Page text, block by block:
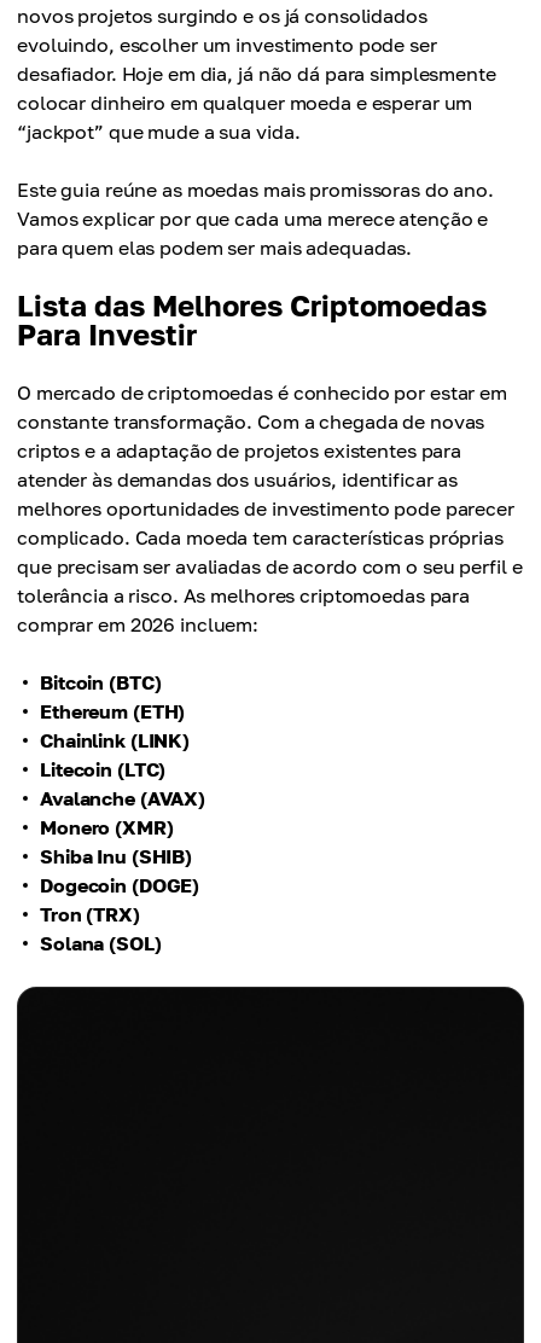
novos projetos surgindo e os já consolidados
evoluindo, escolher um investimento pode ser
desafiador. Hoje em dia, já não dá para simplesmente
colocar dinheiro em qualquer moeda e esperar um
“jackpot” que mude a sua vida.
Este guia reúne as moedas mais promissoras do ano.
Vamos explicar por que cada uma merece atenção e
para quem elas podem ser mais adequadas.
Lista das Melhores Criptomoedas
Para Investir
O mercado de criptomoedas é conhecido por estar em
constante transformação. Com a chegada de novas
criptos e a adaptação de projetos existentes para
atender às demandas dos usuários, identificar as
melhores oportunidades de investimento pode parecer
complicado. Cada moeda tem características próprias
que precisam ser avaliadas de acordo com o seu perfil e
tolerância a risco. As melhores criptomoedas para
comprar em 2026 incluem:
Bitcoin (BTC)
Ethereum (ETH)
Chainlink (LINK)
Litecoin (LTC)
Avalanche (AVAX)
Monero (XMR)
Shiba Inu (SHIB)
Dogecoin (DOGE)
Tron (TRX)
Solana (SOL)